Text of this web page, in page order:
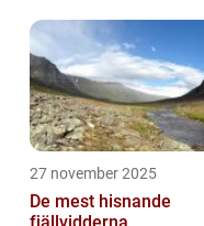
27 november 2025
De mest hisnande